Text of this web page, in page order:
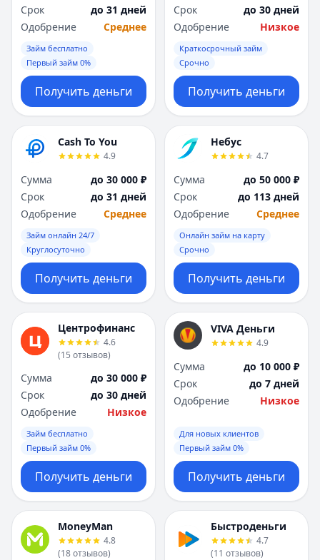
Срок
до 31 дней
Одобрение
Среднее
Займ бесплатно
Первый займ 0%
Получить деньги
Срок
до 30 дней
Одобрение
Низкое
Краткосрочный займ
Срочно
Получить деньги
Cash To You
4.9
Сумма
до 30 000 ₽
Срок
до 31 дней
Одобрение
Среднее
Займ онлайн 24/7
Круглосуточно
Получить деньги
Небус
4.7
Сумма
до 50 000 ₽
Срок
до 113 дней
Одобрение
Среднее
Онлайн займ на карту
Срочно
Получить деньги
Центрофинанс
4.6
(15 отзывов)
Сумма
до 30 000 ₽
Срок
до 30 дней
Одобрение
Низкое
Займ бесплатно
Первый займ 0%
Получить деньги
VIVA Деньги
4.9
Сумма
до 10 000 ₽
Срок
до 7 дней
Одобрение
Низкое
Для новых клиентов
Первый займ 0%
Получить деньги
MoneyMan
4.8
(18отзывов)
Быстроденьги
4.7
(11 отзывов)